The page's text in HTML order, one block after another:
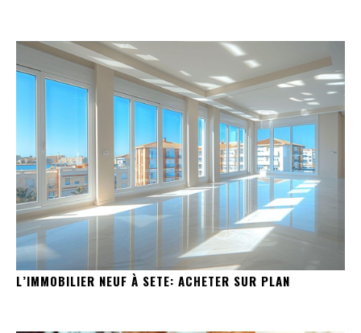
L’IMMOBILIER NEUF À SETE: ACHETER SUR PLAN